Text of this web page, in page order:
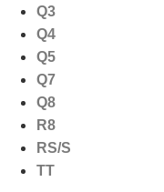
Q3
Q4
Q5
Q7
Q8
R8
RS/S
TT